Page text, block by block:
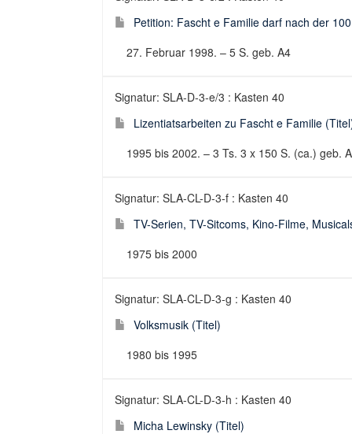
Petition: Fascht e Familie darf nach der
27. Februar 1998. – 5 S. geb. A4
Signatur: SLA-D-3-e/3 : Kasten 40
Lizentiatsarbeiten zu Fascht e Familie
1995 bis 2002. – 3 Ts. 3 x 150 S. (ca.) geb.
Signatur: SLA-CL-D-3-f : Kasten 40
TV-Serien, TV-Sitcoms, Kino-Filme,
1975 bis 2000
Signatur: SLA-CL-D-3-g : Kasten 40
Volksmusik (Titel)
1980 bis 1995
Signatur: SLA-CL-D-3-h : Kasten 40
Micha Lewinsky (Titel)